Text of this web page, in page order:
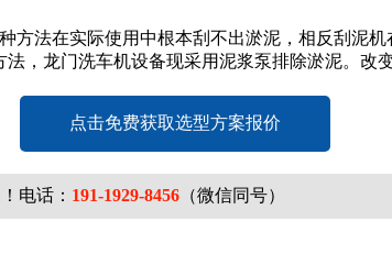
方法在实际使用中根本刮不出淤泥，相反刮泥
，龙门洗车机设备现采用泥浆泵排除淤泥。改
点击免费获取选型方案报价
电话： 191-1929-8456 （微信同号）